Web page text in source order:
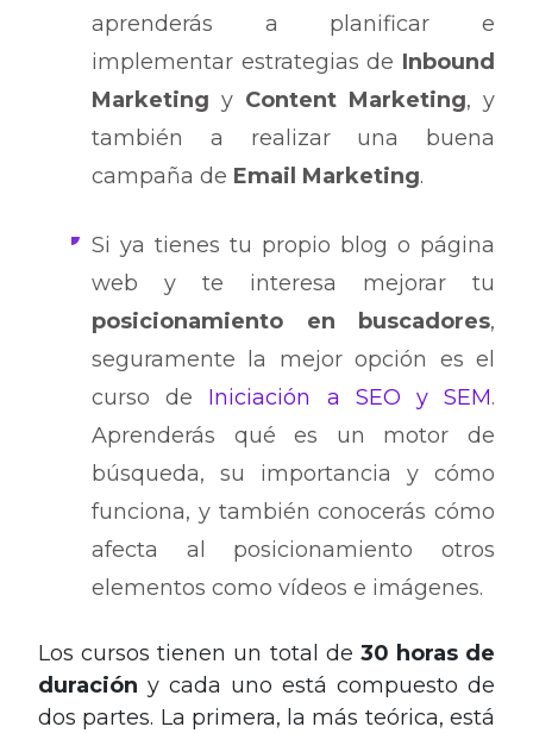
aprenderás a planificar e
implementar estrategias de Inbound
Marketing y Content Marketing, y
también a realizar una buena
campaña de Email Marketing.
Si ya tienes tu propio blog o página
web y te interesa mejorar tu
posicionamiento en buscadores,
seguramente la mejor opción es el
curso de Iniciación a SEO y SEM.
Aprenderás qué es un motor de
búsqueda, su importancia y cómo
funciona, y también conocerás cómo
afecta al posicionamiento otros
elementos como vídeos e imágenes.
Los cursos tienen un total de 30 horas de
duración y cada uno está compuesto de
dos partes. La primera, la más teórica, está